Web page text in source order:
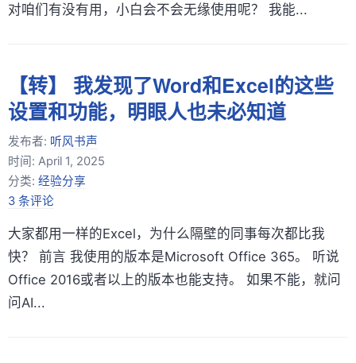
对咱们有没有用，小白会不会无缘使用呢？ 我能...
【转】 我发现了Word和Excel的这些
设置和功能，明眼人也未必知道
发布者: 听风书声
时间: April 1, 2025
分类: 经验分享
3 条评论
大家都用一样的Excel，为什么隔壁的同事每次都比我
快？ 前言 我使用的版本是Microsoft Office 365。 听说
Office 2016或者以上的版本也能支持。 如果不能，就问
问AI...